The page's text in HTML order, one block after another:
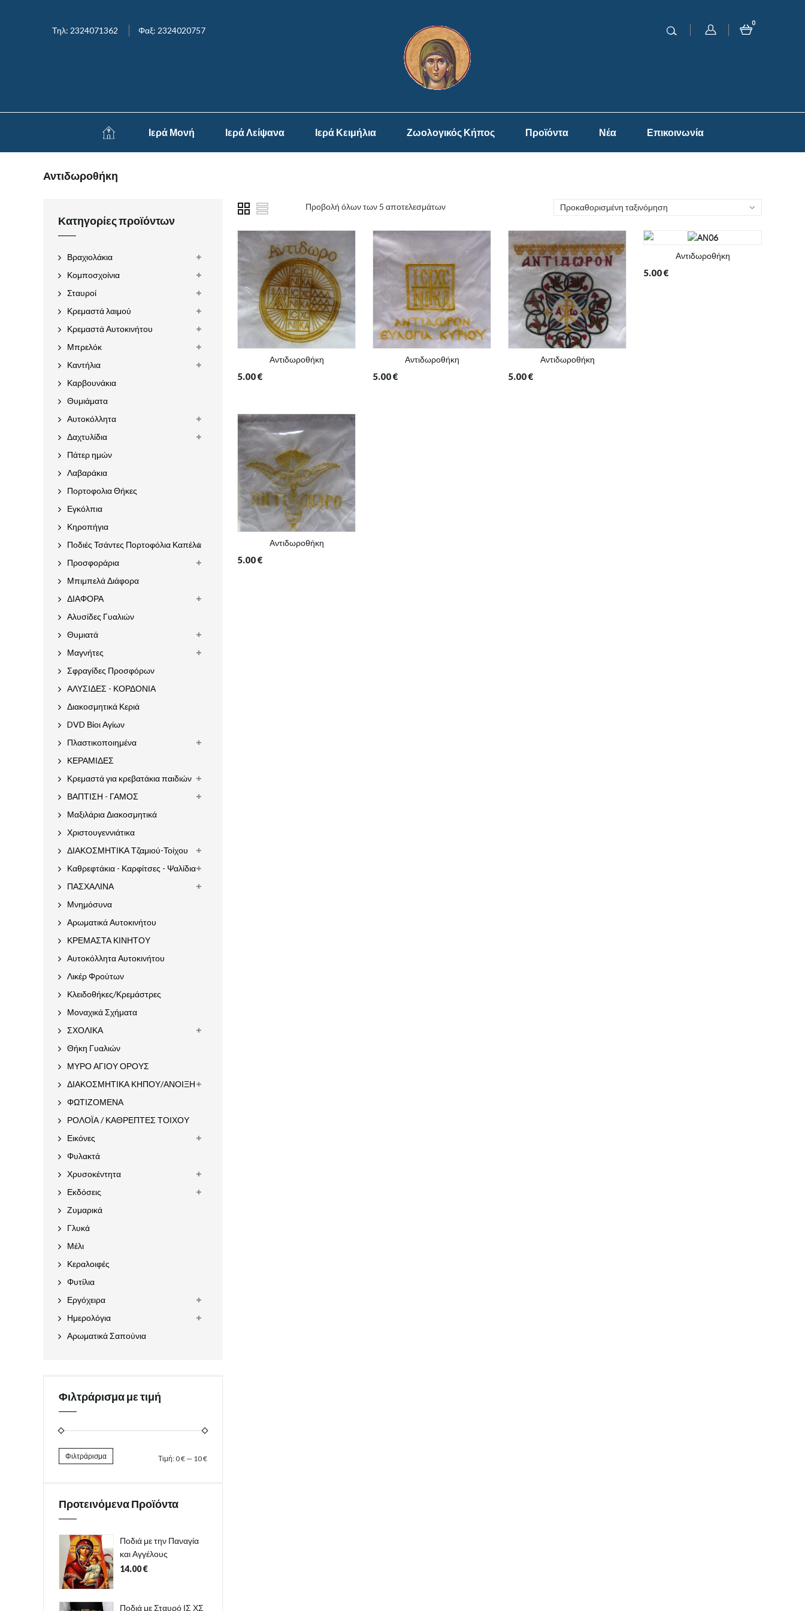
Τηλ: 2324071362 Φαξ: 2324020757
0
Ιερά Μονή Ιερά Λείψανα Ιερά Κειμήλια Ζωολογικός Κήπος Προϊόντα Νέα Επικοινωνία
Αντιδωροθήκη
Προβολή όλων των 5 αποτελεσμάτων Προκαθορισμένη ταξινόμηση
Αντιδωροθήκη
5.00€
Αντιδωροθήκη
5.00€
Αντιδωροθήκη
5.00€
Αντιδωροθήκη
5.00€
Αντιδωροθήκη
5.00€
Κατηγορίες προϊόντων
Βραχιολάκια
Κομποσχοίνια
Σταυροί
Κρεμαστά λαιμού
Κρεμαστά Αυτοκινήτου
Μπρελόκ
Καντήλια
Καρβουνάκια
Θυμιάματα
Αυτοκόλλητα
Δαχτυλίδια
Πάτερ ημών
Λαβαράκια
Πορτοφολια Θήκες
Εγκόλπια
Κηροπήγια
Ποδιές Τσάντες Πορτοφόλια Καπέλα
Προσφοράρια
Μπιμπελά Διάφορα
ΔΙΑΦΟΡΑ
Αλυσίδες Γυαλιών
Θυμιατά
Μαγνήτες
Σφραγίδες Προσφόρων
ΑΛΥΣΙΔΕΣ - ΚΟΡΔΟΝΙΑ
Διακοσμητικά Κεριά
DVD Βίοι Αγίων
Πλαστικοποιημένα
ΚΕΡΑΜΙΔΕΣ
Κρεμαστά για κρεβατάκια παιδιών
ΒΑΠΤΙΣΗ - ΓΑΜΟΣ
Μαξιλάρια Διακοσμητικά
Χριστουγεννιάτικα
ΔΙΑΚΟΣΜΗΤΙΚΑ Τζαμιού-Τοίχου
Καθρεφτάκια - Καρφίτσες - Ψαλίδια
ΠΑΣΧΑΛΙΝΑ
Μνημόσυνα
Αρωματικά Αυτοκινήτου
ΚΡΕΜΑΣΤΑ ΚΙΝΗΤΟΥ
Αυτοκόλλητα Αυτοκινήτου
Λικέρ Φρούτων
Κλειδοθήκες/Κρεμάστρες
Μοναχικά Σχήματα
ΣΧΟΛΙΚΑ
Θήκη Γυαλιών
ΜΥΡΟ ΑΓΙΟΥ ΟΡΟΥΣ
ΔΙΑΚΟΣΜΗΤΙΚΑ ΚΗΠΟΥ/ΑΝΟΙΞΗ
ΦΩΤΙΖΟΜΕΝΑ
ΡΟΛΟΪΑ / ΚΑΘΡΕΠΤΕΣ ΤΟΙΧΟΥ
Εικόνες
Φυλακτά
Χρυσοκέντητα
Εκδόσεις
Ζυμαρικά
Γλυκά
Μέλι
Κεραλοιφές
Φυτίλια
Εργόχειρα
Ημερολόγια
Αρωματικά Σαπούνια
Φιλτράρισμα με τιμή
Φιλτράρισμα Τιμή:0 € — 10 €
Προτεινόμενα Προϊόντα
Ποδιά με την Παναγία
και Αγγέλους
14.00€
Ποδιά με Σταυρό ΙΣ ΧΣ